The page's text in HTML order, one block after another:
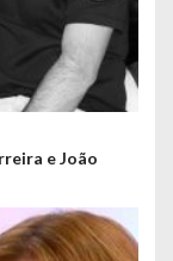
e João